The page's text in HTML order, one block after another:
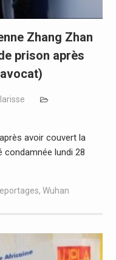
Zhang Zhan
prison après
avoir couvert la
condamnée lundi 28
, Wuhan